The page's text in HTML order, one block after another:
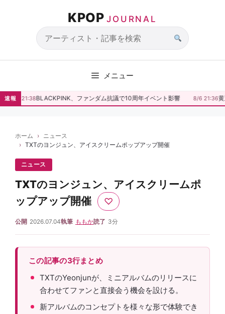
キ
ッ
KPOP JOURNAL
サ
検
索
メニュー
速報
8/6 21:38BLACKPINK、ファンダム抗議で10周年イベント影響 8/6 21:36黄
ホーム
ニュース
TXTのヨンジュン、アイスクリームポップアップ開催
ニュース
TXTのヨンジュン、アイスクリームポ
ップアップ開催
♡
公開 2026.07.04執筆 ももか読了 3分
この記事の3行まとめ
TXTのYeonjunが、ミニアルバムのリリースに
合わせてファンと直接会う機会を設ける。
新アルバムのコンセプトを様々な形で体験でき